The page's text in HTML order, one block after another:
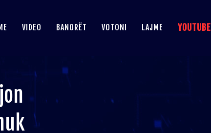
VIDEO BANORËT VOTONI LAJME YOUTUBE